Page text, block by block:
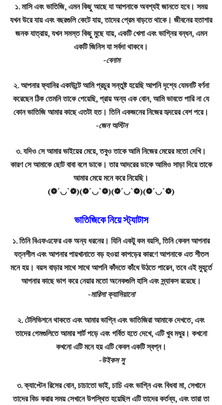
১. মাসি এবং ভাতিজি, এমন কিছু আছে যা আপনাকে অবশ্যই জানতে হবে। সময়
যখন উরে যায় এবং বছরগুলি কেটে যায়, তাদের প্রেম বাড়তে থাকে। জীবনের হতাশার
জনক যাত্রায়, যখন সমস্ত কিছু মুছে যায়, একটি খেলা এবং ভাগ্নির বন্ধন, এমন
একটি জিনিস যা সর্বদা থাকবে।
-বেনাম
২. আপনার ফ্যানির একাউন্টে আমি প্রচুর সন্তুষ্ট হয়েছি আপনি দৃশ্যে যেমনটি বর্ণনা
করেছেন ঠিক তেমনি তাকে পেয়েছি, প্রায় অন্য এক বোন, আমি ভাবতে পারি না যে
কোন ভাতিজি আমার কাছে এতটা হত। তিনি একজনের নিজের হৃদয়ের বেশ পরে।
-জেন অস্টিন
৩. যদিও সে আমার ভাইয়ের মেয়ে, তবুও তাকে আমি নিজের মেয়ের মতো দেখি।
কারণ সে আমাকে ছোট বাবা বলে ডাকে। তার আদরের ডাকে আমিও সাড়া দিয়ে তাকে
আমার মেয়ে মনে করে নিয়েছি।
(❁´◡`❁)(❁´◡`❁)(❁´◡`❁)(❁´◡`❁)
ভাতিজিকে নিয়ে স্ট্যাটাস
১. তিনি বিএফএফের এক অন্য ধরনের। যিনি একটু কম বয়সি, তিনি কেবল আপনার
যত্নশীল এবং আপনার পায়খানাতে বড় হওয়া কাপড়ের কারণে আপনাকে এত শীতল
মনে হয়। বয়স বাড়ার সাথে সাথে আপনি কাঁদতে কাঁধে উঠতে পারেন, তবে এই মুহূর্তে
আপনার কাছে ভাগ করে নেয়ার মতো অনেকগুলি হাসি এবং স্ন্যাকস রয়েছে।
-মারিসা ক্যাসিয়ানো
২. টেলিভিশনে থাকতে এবং আমার ভাগ্নি এবং ভাতিজিরা আমাকে দেখতে, এবং
তাদের গেমগুলিতে আমার শার্ট পড়ে এবং গর্বিত হতে দেখে, এটি খুব মধুর। কখনো
কখনো এটি মনে হয় এটি কেবল একটি স্বপ্ন।
-উইকস সু
৩. ক্যাপ্টেন রিসের বোন, চাচাতো ভাই, চাচি এবং ভাগ্নি এবং বিধবা মা, সেখানে
তাদের বিড করার সময় সেখানে উপস্থিত হয়েছিল এটি তাদের কর্তব্য, এবং তারা তা